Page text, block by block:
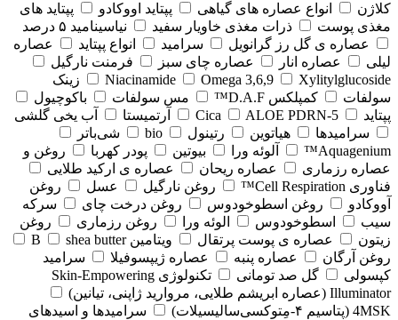
کلاژن
انواع عصاره های گیاهی پپتاید اووکادو
پپتاید های
مغذی پوست
ذرات مغذی خاویار سفید
نیاسینامید ۵ درصد
عصاره ی گل رز گرانویل
سرامید انواع پپتاید
عصاره
لیلی
عصاره انار عصاره چای سبز
فرمنت نارگیل
Niacinamide
Omega 3,6,9 Xylitylglucoside
زینک
سولفات
کمپلکس D.A.F™ مس سولفات
باکوچیول
پپتاید
5-Cica
ALOE PDRN آرتمیستا
آب یخی گلشی
سرامیدها
هیاتوین رتینول bio
شی‌باتر
Aquagenium™
آلوئه ورا بیوتین پودر کهربا
روغن و
عصاره رزماری
عصاره ریحان
عصاره ی ارکید طلایی
فناوری Cell Respiration™
روغن نارگیل عسل
روغن
آووکادو
روغن اسطوخودوس روغن درخت چای
سرکه
سیب
اسطوخودوس الوئه ورا روغن رزماری
روغن
زیتون
عصاره ی پوست پرتقال ویتامین Bshea butter
روغن آرگان
عصاره پنبه عصاره ژیپسوفیلا
سرامید
کپسولی
گل صد تومانی
تکنولوژی Skin-Empowering
Illuminator (عصاره ابریشم طلایی، مروارید ژاپنی، تیانین)
4MSK (پتاسیم ۴‑مِتوکسی‌سالیسیلات)
سرامیدها و اسیدهای